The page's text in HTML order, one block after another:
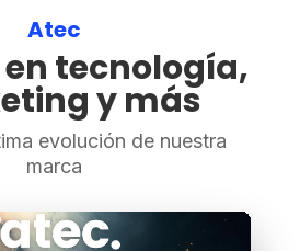
Atec
en tecnología,
y más
evolución de nuestra
marca